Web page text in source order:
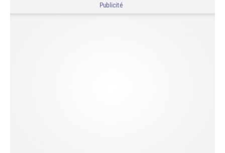
Publicité